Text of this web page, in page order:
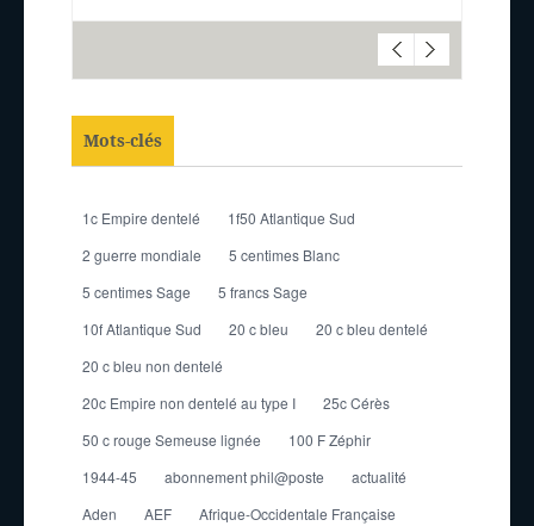
Mots-clés
1c Empire dentelé
1f50 Atlantique Sud
2 guerre mondiale
5 centimes Blanc
5 centimes Sage
5 francs Sage
10f Atlantique Sud
20 c bleu
20 c bleu dentelé
20 c bleu non dentelé
20c Empire non dentelé au type I
25c Cérès
50 c rouge Semeuse lignée
100 F Zéphir
1944-45
abonnement phil@poste
actualité
Aden
AEF
Afrique-Occidentale Française